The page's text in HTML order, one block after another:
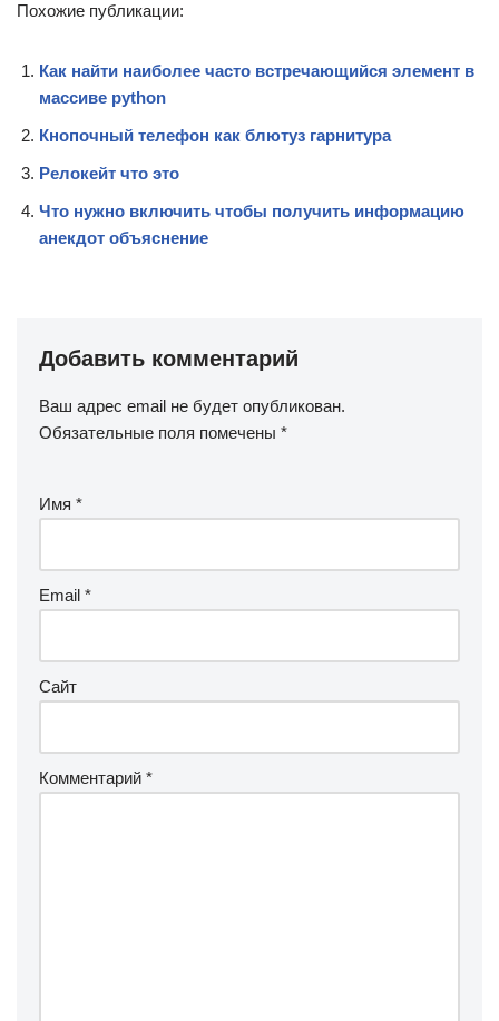
Похожие публикации:
Как найти наиболее часто встречающийся элемент в
массиве python
Кнопочный телефон как блютуз гарнитура
Релокейт что это
Что нужно включить чтобы получить информацию
анекдот объяснение
Добавить комментарий
Ваш адрес email не будет опубликован.
Обязательные поля помечены *
Имя *
Email *
Сайт
Комментарий *